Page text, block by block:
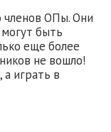
ОПы. Они
быть
еще более
не вошло!
играть в